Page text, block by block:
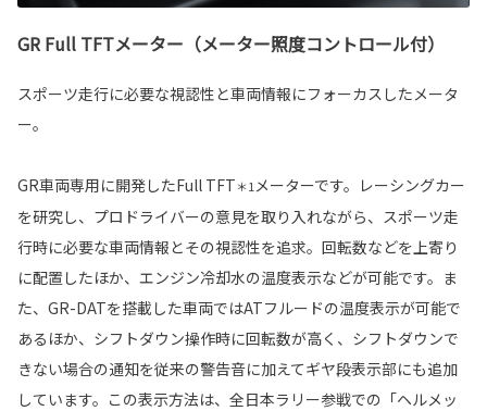
GR Full TFTメーター（メーター照度コントロール付）
スポーツ走行に必要な視認性と車両情報にフォーカスしたメータ
ー。
GR車両専用に開発したFull TFT＊1 メーターです。レーシングカー
を研究し、プロドライバーの意見を取り入れながら、スポーツ走
行時に必要な車両情報とその視認性を追求。回転数などを上寄り
に配置したほか、エンジン冷却水の温度表示などが可能です。ま
た、GR-DATを搭載した車両ではATフルードの温度表示が可能で
あるほか、シフトダウン操作時に回転数が高く、シフトダウンで
きない場合の通知を従来の警告音に加えてギヤ段表示部にも追加
しています。この表示方法は、全日本ラリー参戦での「ヘルメッ